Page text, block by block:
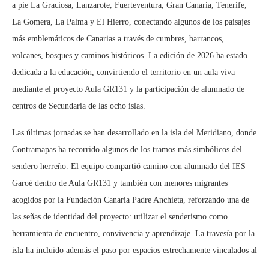
a pie La Graciosa, Lanzarote, Fuerteventura, Gran Canaria, Tenerife,
La Gomera, La Palma y El Hierro, conectando algunos de los paisajes
más emblemáticos de Canarias a través de cumbres, barrancos,
volcanes, bosques y caminos históricos. La edición de 2026 ha estado
dedicada a la educación, convirtiendo el territorio en un aula viva
mediante el proyecto Aula GR131 y la participación de alumnado de
centros de Secundaria de las ocho islas.
Las últimas jornadas se han desarrollado en la isla del Meridiano, donde
Contramapas ha recorrido algunos de los tramos más simbólicos del
sendero herreño. El equipo compartió camino con alumnado del IES
Garoé dentro de Aula GR131 y también con menores migrantes
acogidos por la Fundación Canaria Padre Anchieta, reforzando una de
las señas de identidad del proyecto: utilizar el senderismo como
herramienta de encuentro, convivencia y aprendizaje. La travesía por la
isla ha incluido además el paso por espacios estrechamente vinculados al